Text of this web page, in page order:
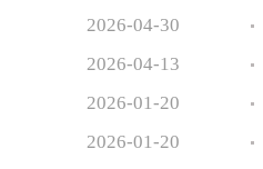
2026-04-30
2026-04-13
2026-01-20
2026-01-20